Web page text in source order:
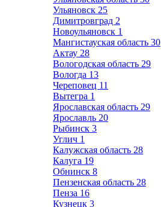
Ульяновск 25
Димитровград 2
Новоульяновск 1
Мангистауская область 30
Актау 28
Вологодская область 29
Вологда 13
Череповец 11
Вытегра 1
Ярославская область 29
Ярославль 20
Рыбинск 3
Углич 1
Калужская область 28
Калуга 19
Обнинск 8
Пензенская область 28
Пенза 16
Кузнецк 3